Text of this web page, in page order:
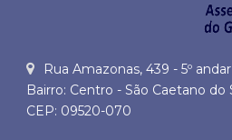
Rua Amazonas, 439 - 5º andar
Bairro: Centro - São Caetano do
CEP: 09520-070